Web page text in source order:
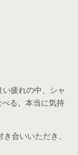
疲れの中、シャ
る。本当に気持
合いいただき、